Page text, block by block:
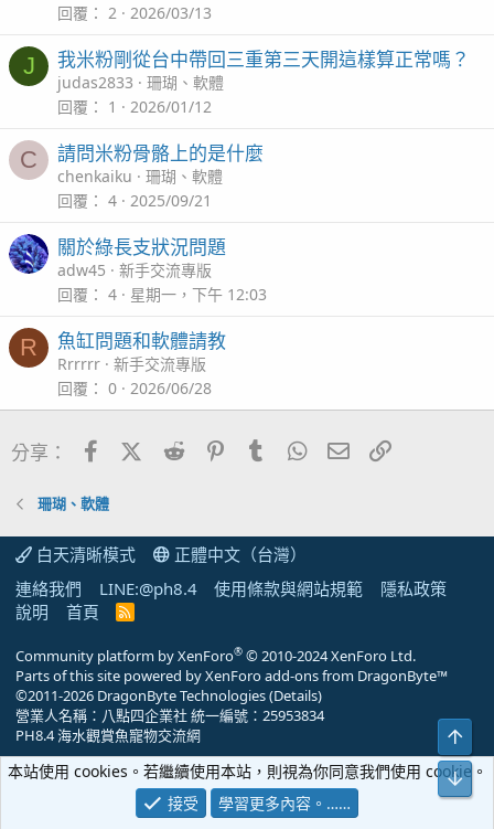
回覆
2 2026/03/13
J 我米粉剛從台中帶回三重第三天開這樣算正常嗎？
judas2833
珊瑚、軟體
回覆
1 2026/01/12
C 請問米粉骨骼上的是什麼
chenkaiku
珊瑚、軟體
回覆
4 2025/09/21
關於綠長支狀況問題
adw45
新手交流專版
回覆
4 星期一，下午 12:03
R 魚缸問題和軟體請教
Rrrrrr
新手交流專版
回覆
0 2026/06/28
分享： FacebookX (Twitter)
Reddit PinterestTumblrWhatsApp電子郵件
珊瑚、軟體
白天清晰模式
正體中文（台灣）
連絡我們
LINE:@ph8.4 使用條款與網站規範
隱私政策
說明
首頁
R
Community platform by XenForo® © 2010-2024 XenForo Ltd.
Parts of this site powered byXenForo add-ons from DragonByte™
©2011-2026 DragonByte Technologies(Details)
營業人名稱：八點四企業社 統一編號：25953834
PH8.4 海水觀賞魚寵物交流網
本站使用 cookies。若繼續使用本站，則視為你同意我們使用 cookie。
接受
學習更多內容。……
上方
下方